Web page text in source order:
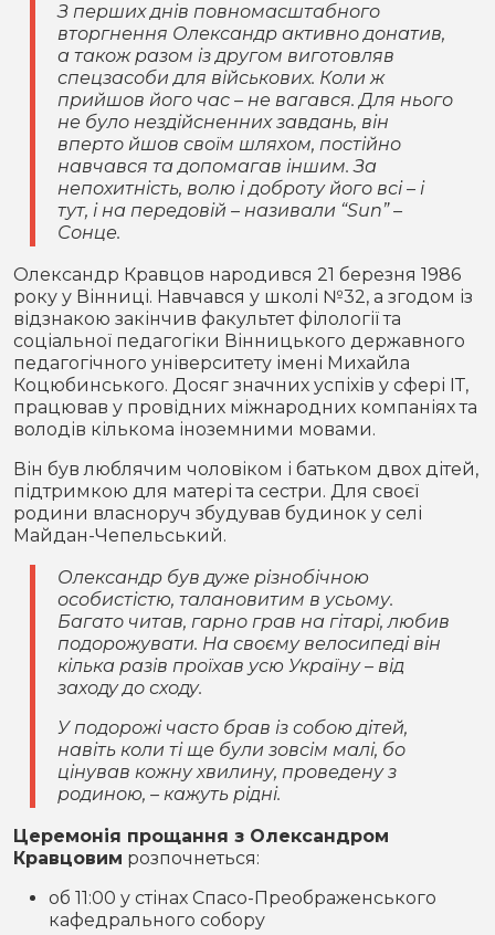
З перших днів повномасштабного
вторгнення Олександр активно донатив,
а також разом із другом виготовляв
спецзасоби для військових. Коли ж
прийшов його час – не вагався. Для нього
не було нездійсненних завдань, він
вперто йшов своїм шляхом, постійно
навчався та допомагав іншим. За
непохитність, волю і доброту його всі – і
тут, і на передовій – називали “Sun” –
Сонце.
Олександр Кравцов народився 21 березня 1986
року у Вінниці. Навчався у школі №32, а згодом із
відзнакою закінчив факультет філології та
соціальної педагогіки Вінницького державного
педагогічного університету імені Михайла
Коцюбинського. Досяг значних успіхів у сфері ІТ,
працював у провідних міжнародних компаніях та
володів кількома іноземними мовами.
Він був люблячим чоловіком і батьком двох дітей,
підтримкою для матері та сестри. Для своєї
родини власноруч збудував будинок у селі
Майдан-Чепельський.
Олександр був дуже різнобічною
особистістю, талановитим в усьому.
Багато читав, гарно грав на гітарі, любив
подорожувати. На своєму велосипеді він
кілька разів проїхав усю Україну – від
заходу до сходу.
У подорожі часто брав із собою дітей,
навіть коли ті ще були зовсім малі, бо
цінував кожну хвилину, проведену з
родиною, – кажуть рідні.
Церемонія прощання з Олександром
Кравцовим розпочнеться:
об 11:00 у стінах Спасо-Преображенського
кафедрального собору